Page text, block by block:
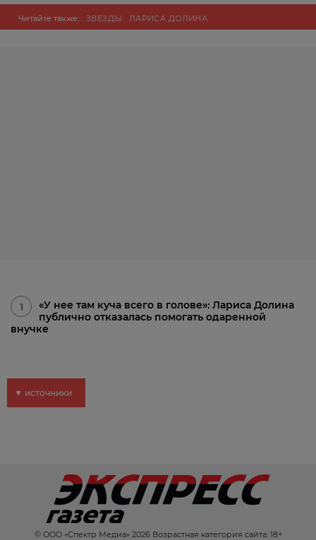
Читайте также: ЗВЕЗДЫ ЛАРИСА ДОЛИНА
1
«У нее там куча всего в голове»: Лариса Долина
публично отказалась помогать одаренной
внучке
▼ источники
© ООО «Спектр Медиа» 2026 Возрастная категория сайта: 18+